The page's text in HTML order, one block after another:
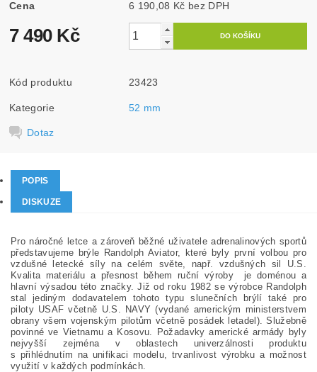
Cena 6 190,08 Kč bez DPH
7 490 Kč
Kód produktu 23423
Kategorie 52 mm
Dotaz
POPIS
DISKUZE
Pro náročné letce a zároveň běžné uživatele adrenalinových sportů
představujeme brýle Randolph Aviator, které byly první volbou pro
vzdušné letecké síly na celém světe, např. vzdušných sil U.S.
Kvalita materiálu a přesnost během ruční výroby je doménou a
hlavní výsadou této značky. Již od roku 1982 se výrobce Randolph
stal jediným dodavatelem tohoto typu slunečních brýlí také pro
piloty USAF včetně U.S. NAVY (vydané americkým ministerstvem
obrany všem vojenským pilotům včetně posádek letadel). Služebně
povinné ve Vietnamu a Kosovu. Požadavky americké armády byly
nejvyšší zejména v oblastech univerzálnosti produktu
s přihlédnutím na unifikaci modelu, trvanlivost výrobku a možnost
využití v každých podmínkách.